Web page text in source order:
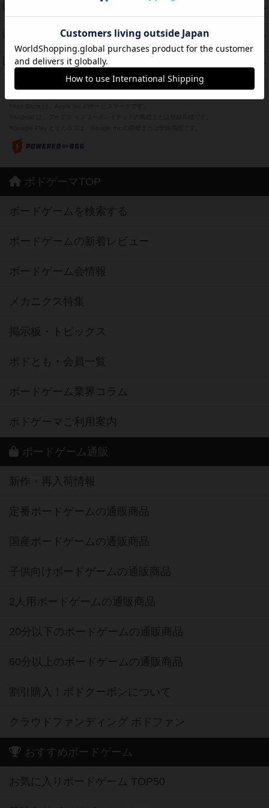
PT
紹介文あり 1件の投稿
PT
Bitter End ブタペスト救出作戦
42 PT
ドコジャン
ボドゲーマTOP
ボードゲームを検索する
ボードゲームの新着レビュー
ボードゲーム会情報
メカニクス特集
掲示板・トピックス
ボドとも・会員一覧
ボードゲーム業界コラム
ボドゲーマご利用案内
ボードゲーム通販
新作・再入荷情報
定番ボードゲームの通販商品
国産ボードゲームの通販商品
子供向けボードゲームの通販商品
2人用ボードゲームの通販商品
20分以下のボードゲームの通販商品
60分以上のボードゲームの通販商品
割引購入！ボドクーポンについて
クラウドファンディング ボドファン
おすすめボードゲーム
お気に入りボードゲーム TOP50